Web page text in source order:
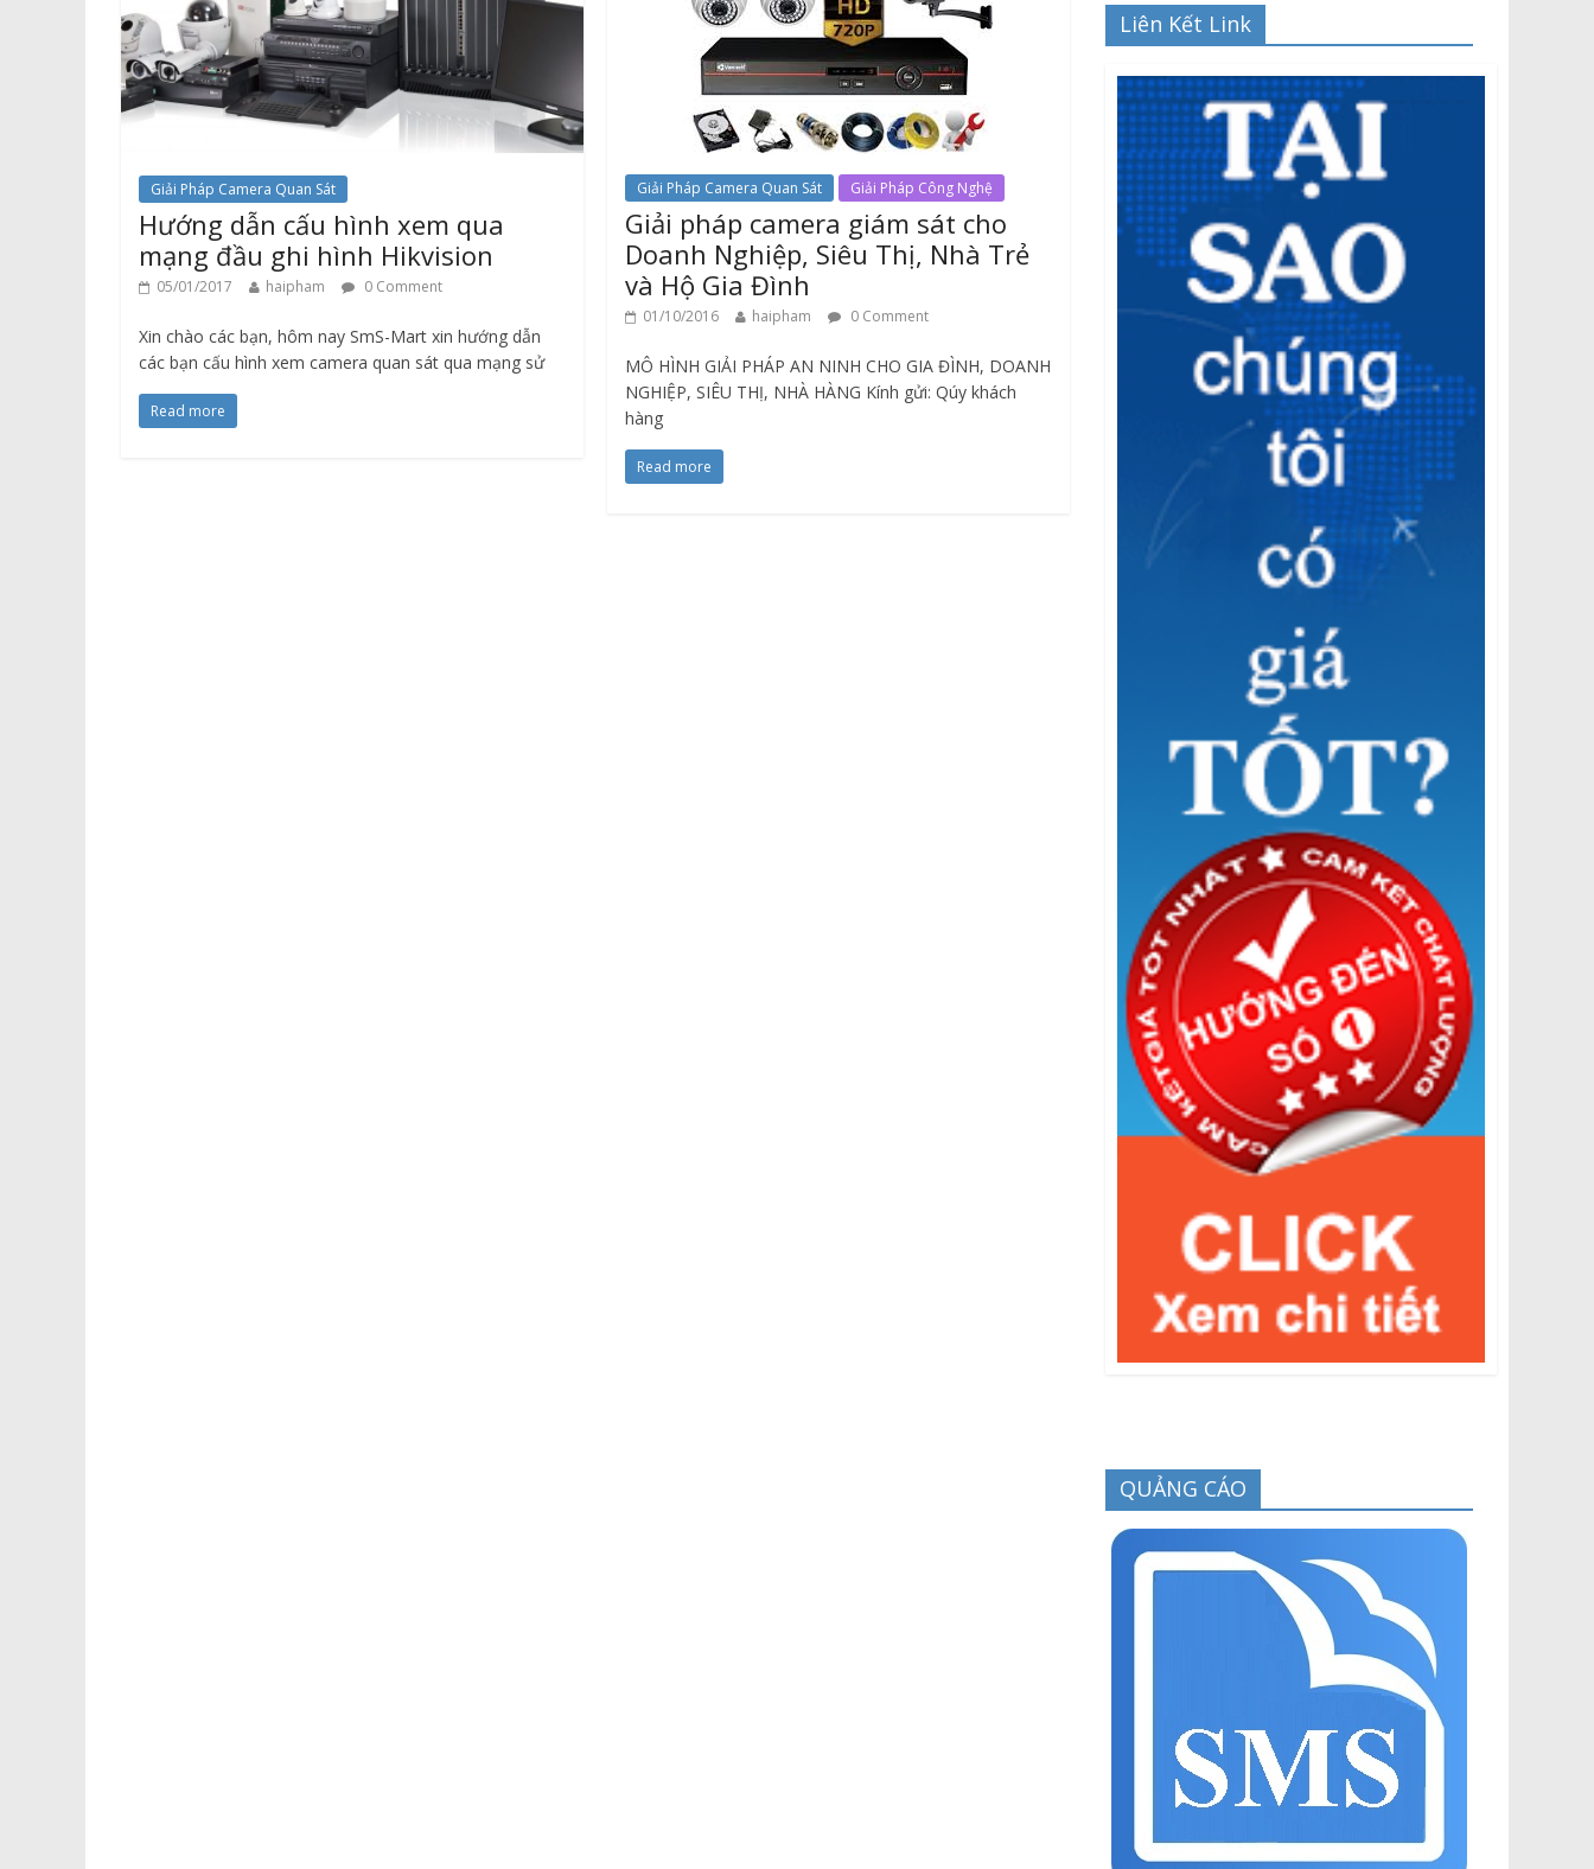
Giải Pháp Camera Quan Sát
Hướng dẫn cấu hình xem qua
mạng đầu ghi hình Hikvision
05/01/2017 haipham 0 Comment
Xin chào các bạn, hôm nay SmS-Mart xin hướng dẫn
các bạn cấu hình xem camera quan sát qua mạng sử
Read more
Giải Pháp Camera Quan Sát Giải Pháp Công Nghệ
Giải pháp camera giám sát cho
Doanh Nghiệp, Siêu Thị, Nhà Trẻ
và Hộ Gia Đình
01/10/2016 haipham 0 Comment
MÔ HÌNH GIẢI PHÁP AN NINH CHO GIA ĐÌNH, DOANH
NGHIỆP, SIÊU THỊ, NHÀ HÀNG Kính gửi: Qúy khách
hàng
Read more
Liên Kết Link
QUẢNG CÁO